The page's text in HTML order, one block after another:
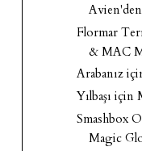
Flormar
& MAC
Arabanız
Yılbaşı
Smashbox
Magic